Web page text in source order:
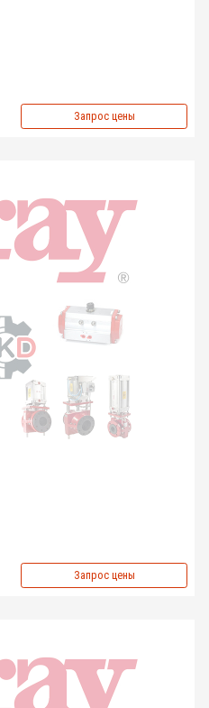
Запрос цены
Запрос цены